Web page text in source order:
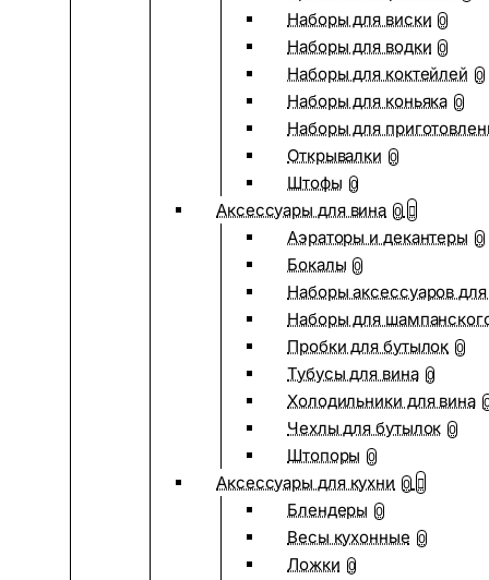
Наборы для виски 0
Наборы для водки 0
Наборы для коктейлей 0
Наборы для коньяка 0
Наборы для
Открывалки 0
Штофы 0
Аксессуары для вина 0
Аэраторы и декантеры 0
Бокалы 0
Наборы аксессуаров
Наборы для
Пробки для бутылок 0
Тубусы для вина 0
Холодильники для вина
Чехлы для бутылок 0
Штопоры 0
Аксессуары для кухни 0
Блендеры 0
Весы кухонные 0
Ложки 0